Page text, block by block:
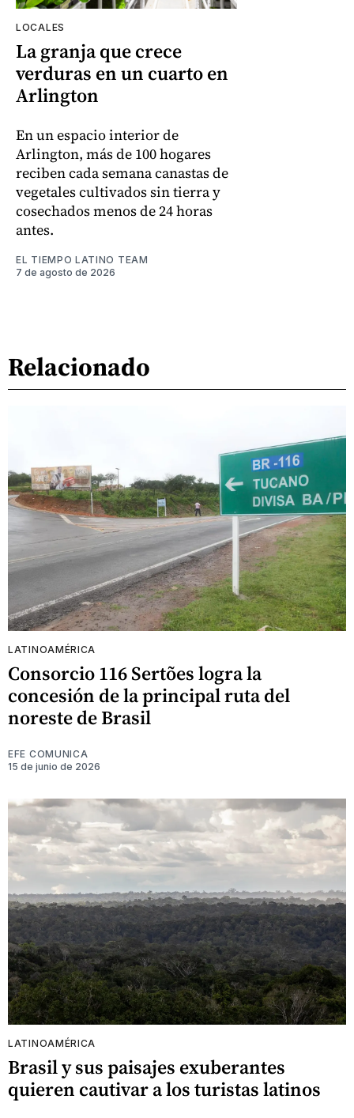
LOCALES
La granja que crece
verduras en un cuarto en
Arlington
En un espacio interior de
Arlington, más de 100 hogares
reciben cada semana canastas de
vegetales cultivados sin tierra y
cosechados menos de 24 horas
antes.
EL TIEMPO LATINO TEAM
7 de agosto de 2026
Relacionado
LATINOAMÉRICA
Consorcio 116 Sertões logra la
concesión de la principal ruta del
noreste de Brasil
EFE COMUNICA
15 de junio de 2026
LATINOAMÉRICA
Brasil y sus paisajes exuberantes
quieren cautivar a los turistas latinos